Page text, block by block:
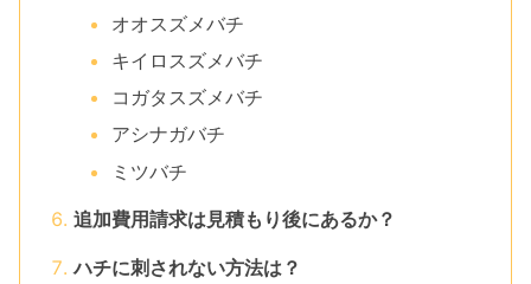
オオスズメバチ
キイロスズメバチ
コガタスズメバチ
アシナガバチ
ミツバチ
追加費用請求は見積もり後にあるか？
ハチに刺されない方法は？